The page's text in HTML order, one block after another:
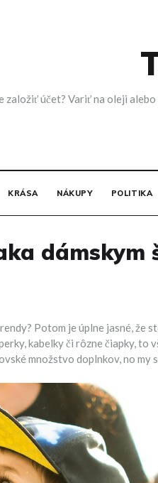
založiť účet? Variť na oleji
KRÁSA NÁKUPY POLITIKA
dámskym
Potom je úplne jasné, že
kabelky či rôzne čiapky,
množstvo doplnkov, no my